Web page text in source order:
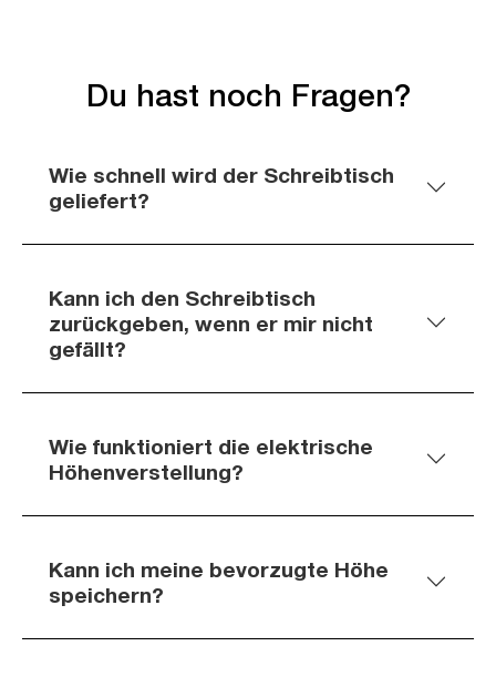
Du hast noch Fragen?
Wie schnell wird der Schreibtisch
geliefert?
Kann ich den Schreibtisch
zurückgeben, wenn er mir nicht
gefällt?
Wie funktioniert die elektrische
Höhenverstellung?
Kann ich meine bevorzugte Höhe
speichern?